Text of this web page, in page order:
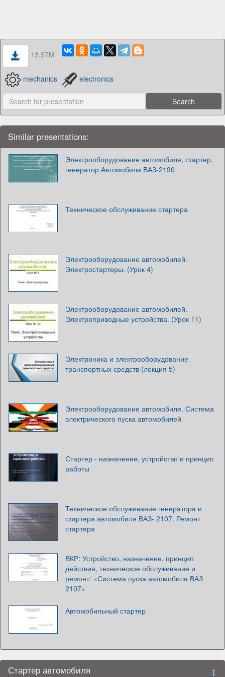
13.57M
mechanics electronics
Similar presentations:
Электрооборудование автомобиля, стартер,
генератор Автомобиля ВАЗ-2190
Техническое обслуживание стартера
Электрооборудование автомобилей.
Электростартеры. (Урок 4)
Электрооборудование автомобилей.
Электроприводные устройства. (Урок 11)
Электроника и электрооборудование
транспортных средств (лекция 5)
Электрооборудование автомобиля. Система
электрического пуска автомобилей
Стартер - назначение, устройство и принцип
работы
Техническое обслуживание генератора и
стартера автомобиля ВАЗ- 2107. Ремонт
стартера
ВКР: Устройство, назначение, принцип
действия, техническое обслуживание и
ремонт: «Система пуска автомобиля ВАЗ
2107»
Автомобильный стартер
Стартер автомобиля